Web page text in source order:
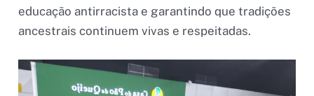
educação antirracista e garantindo que tradições
ancestrais continuem vivas e respeitadas.